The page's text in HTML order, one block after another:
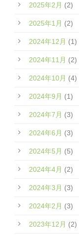
2025年2月 (2)
2025年1月 (2)
2024年12月 (1)
2024年11月 (2)
2024年10月 (4)
2024年9月 (1)
2024年7月 (3)
2024年6月 (3)
2024年5月 (5)
2024年4月 (2)
2024年3月 (3)
2024年2月 (3)
2023年12月 (2)